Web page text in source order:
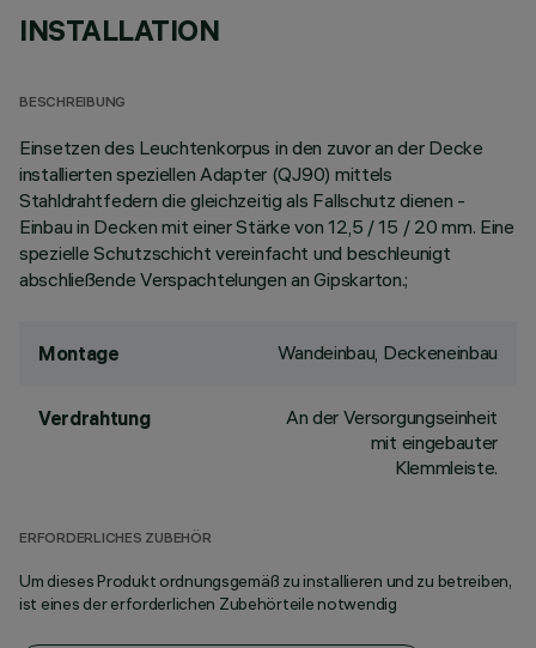
INSTALLATION
BESCHREIBUNG
Einsetzen des Leuchtenkorpus in den zuvor an der Decke
installierten speziellen Adapter (QJ90) mittels
Stahldrahtfedern die gleichzeitig als Fallschutz dienen -
Einbau in Decken mit einer Stärke von 12,5 / 15 / 20 mm. Eine
spezielle Schutzschicht vereinfacht und beschleunigt
abschließende Verspachtelungen an Gipskarton.;
Montage Wandeinbau, Deckeneinbau
Verdrahtung
An der Versorgungseinheit
mit eingebauter
Klemmleiste.
ERFORDERLICHES ZUBEHÖR
Um dieses Produkt ordnungsgemäß zu installieren und zu betreiben,
ist eines der erforderlichen Zubehörteile notwendig